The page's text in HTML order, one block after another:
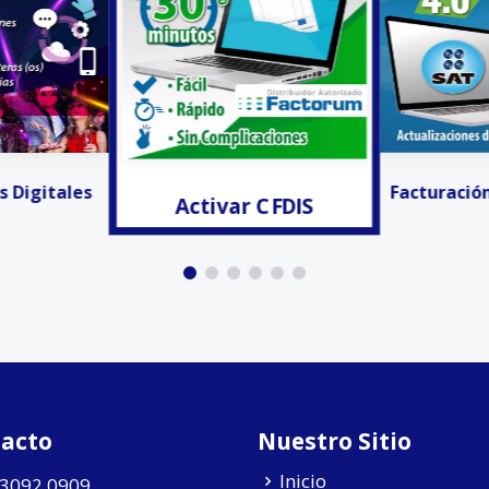
Facturación Electrónica ¡Ya lo
Nuestro Sitio
Inicio